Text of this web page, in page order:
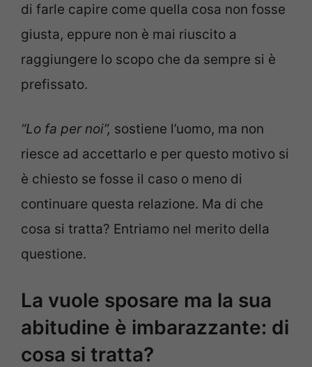
di farle capire come quella cosa non fosse
giusta, eppure non è mai riuscito a
raggiungere lo scopo che da sempre si è
prefissato.
“Lo fa per noi”, sostiene l’uomo, ma non
riesce ad accettarlo e per questo motivo si
è chiesto se fosse il caso o meno di
continuare questa relazione. Ma di che
cosa si tratta? Entriamo nel merito della
questione.
La vuole sposare ma la sua
abitudine è imbarazzante: di
cosa si tratta?